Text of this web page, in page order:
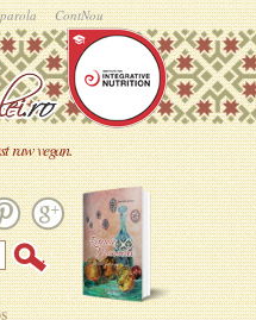
parola ContNou
raw vegan.